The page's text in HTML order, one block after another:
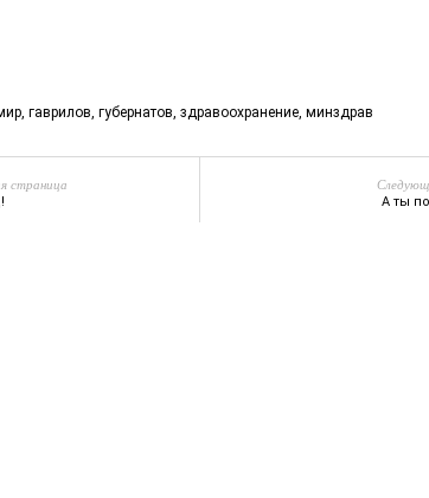
, гаврилов, губернатов, здравоохранение, минздрав
страница
А ты